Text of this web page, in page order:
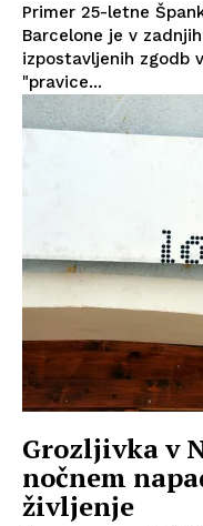
Primer 25-letne
Barcelone je v
izpostavljenih zgodb
"pravice...
Grozljivka v
nočnem
življenje